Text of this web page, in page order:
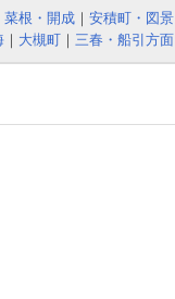
菜根・開成 ｜ 安積町・図景
｜ 大槻町 ｜ 三春・船引方面